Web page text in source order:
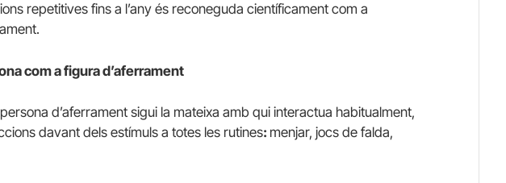
repetitives fins a l’any és reconeguda científicament com a
com a figura d’aferrament
d’aferrament sigui la mateixa amb qui interactua habitualment,
davant dels estímuls a totes les rutines: menjar, jocs de falda,